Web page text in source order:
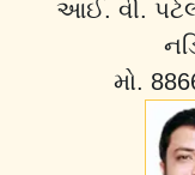
આઈ. વી.
મો.